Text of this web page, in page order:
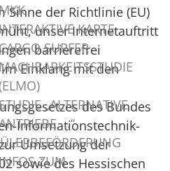
KARTE
CARGO SURFER
MACHBARKEITSSTUDIE
STUDIE „ALTERNATIVE
...“
INFOS ZUM
Sinne der Richtlinie (EU)
unser Internetauftritt
barrierefrei
Einklang mit den
des Bundes
Informationstechnik-
Umsetzung der
sowie des Hessischen